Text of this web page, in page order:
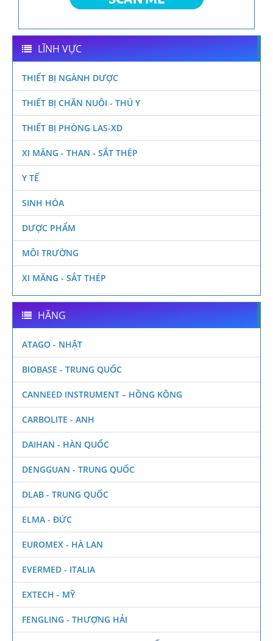
LĨNH VỰC
THIẾT BỊ NGÀNH DƯỢC
THIẾT BỊ CHĂN NUÔI - THÚ Y
THIẾT BỊ PHÒNG LAS-XD
XI MĂNG - THAN - SẮT THÉP
Y TẾ
SINH HÓA
DƯỢC PHẨM
MÔI TRƯỜNG
XI MĂNG - SẮT THÉP
HÃNG
ATAGO - NHẬT
BIOBASE - TRUNG QUỐC
CANNEED INSTRUMENT – HỒNG KÔNG
CARBOLITE - ANH
DAIHAN - HÀN QUỐC
DENGGUAN - TRUNG QUỐC
DLAB - TRUNG QUỐC
ELMA - ĐỨC
EUROMEX - HÀ LAN
EVERMED - ITALIA
EXTECH - MỸ
FENGLING - THƯỢNG HẢI